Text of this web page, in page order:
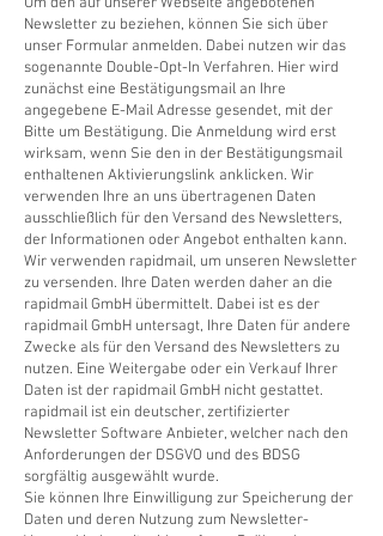
Newsletter zu beziehen, können Sie sich über
unser Formular anmelden. Dabei nutzen wir das
sogenannte Double-Opt-In Verfahren. Hier wird
zunächst eine Bestätigungsmail an Ihre
angegebene E-Mail Adresse gesendet, mit der
Bitte um Bestätigung. Die Anmeldung wird erst
wirksam, wenn Sie den in der Bestätigungsmail
enthaltenen Aktivierungslink anklicken. Wir
verwenden Ihre an uns übertragenen Daten
ausschließlich für den Versand des Newsletters,
der Informationen oder Angebot enthalten kann.
Wir verwenden rapidmail, um unseren Newsletter
zu versenden. Ihre Daten werden daher an die
rapidmail GmbH übermittelt. Dabei ist es der
rapidmail GmbH untersagt, Ihre Daten für andere
Zwecke als für den Versand des Newsletters zu
nutzen. Eine Weitergabe oder ein Verkauf Ihrer
Daten ist der rapidmail GmbH nicht gestattet.
rapidmail ist ein deutscher, zertifizierter
Newsletter Software Anbieter, welcher nach den
Anforderungen der DSGVO und des BDSG
sorgfältig ausgewählt wurde.
Sie können Ihre Einwilligung zur Speicherung der
Daten und deren Nutzung zum Newsletter-